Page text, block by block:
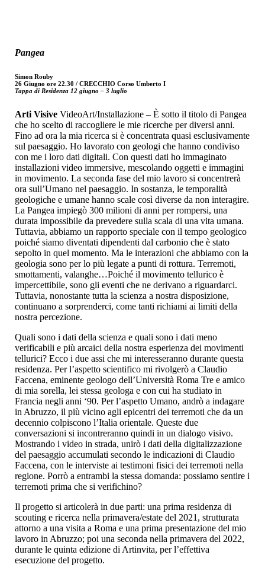
Pangea
Simon Rouby
26 Giugno ore 22.30 / CRECCHIO Corso Umberto I
Tappa di Residenza 12 giugno – 3 luglio
Arti Visive VideoArt/Installazione – È sotto il titolo di Pangea
che ho scelto di raccogliere le mie ricerche per diversi anni.
Fino ad ora la mia ricerca si è concentrata quasi esclusivamente
sul paesaggio. Ho lavorato con geologi che hanno condiviso
con me i loro dati digitali. Con questi dati ho immaginato
installazioni video immersive, mescolando oggetti e immagini
in movimento. La seconda fase del mio lavoro si concentrerà
ora sull’Umano nel paesaggio. In sostanza, le temporalità
geologiche e umane hanno scale così diverse da non interagire.
La Pangea impiegò 300 milioni di anni per rompersi, una
durata impossibile da prevedere sulla scala di una vita umana.
Tuttavia, abbiamo un rapporto speciale con il tempo geologico
poiché siamo diventati dipendenti dal carbonio che è stato
sepolto in quel momento. Ma le interazioni che abbiamo con la
geologia sono per lo più legate a punti di rottura. Terremoti,
smottamenti, valanghe…Poiché il movimento tellurico è
impercettibile, sono gli eventi che ne derivano a riguardarci.
Tuttavia, nonostante tutta la scienza a nostra disposizione,
continuano a sorprenderci, come tanti richiami ai limiti della
nostra percezione.
Quali sono i dati della scienza e quali sono i dati meno
verificabili e più arcaici della nostra esperienza dei movimenti
tellurici? Ecco i due assi che mi interesseranno durante questa
residenza. Per l’aspetto scientifico mi rivolgerò a Claudio
Faccena, eminente geologo dell’Università Roma Tre e amico
di mia sorella, lei stessa geologa e con cui ha studiato in
Francia negli anni ‘90. Per l’aspetto Umano, andrò a indagare
in Abruzzo, il più vicino agli epicentri dei terremoti che da un
decennio colpiscono l’Italia orientale. Queste due
conversazioni si incontreranno quindi in un dialogo visivo.
Mostrando i video in strada, unirò i dati della digitalizzazione
del paesaggio accumulati secondo le indicazioni di Claudio
Faccena, con le interviste ai testimoni fisici dei terremoti nella
regione. Porrò a entrambi la stessa domanda: possiamo sentire i
terremoti prima che si verifichino?
Il progetto si articolerà in due parti: una prima residenza di
scouting e ricerca nella primavera/estate del 2021, strutturata
attorno a una visita a Roma e una prima presentazione del mio
lavoro in Abruzzo; poi una seconda nella primavera del 2022,
durante le quinta edizione di Artinvita, per l’effettiva
esecuzione del progetto.